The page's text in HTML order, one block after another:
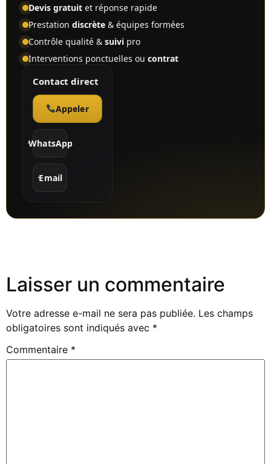
Devis gratuit et réponse rapide
Prestation discrète & équipes formées
Contrôle qualité & suivi pro
Interventions ponctuelles ou contrat
Contact direct
Appeler
WhatsApp
Email
Laisser un commentaire
Votre adresse e-mail ne sera pas publiée. Les champs
obligatoires sont indiqués avec *
Commentaire *